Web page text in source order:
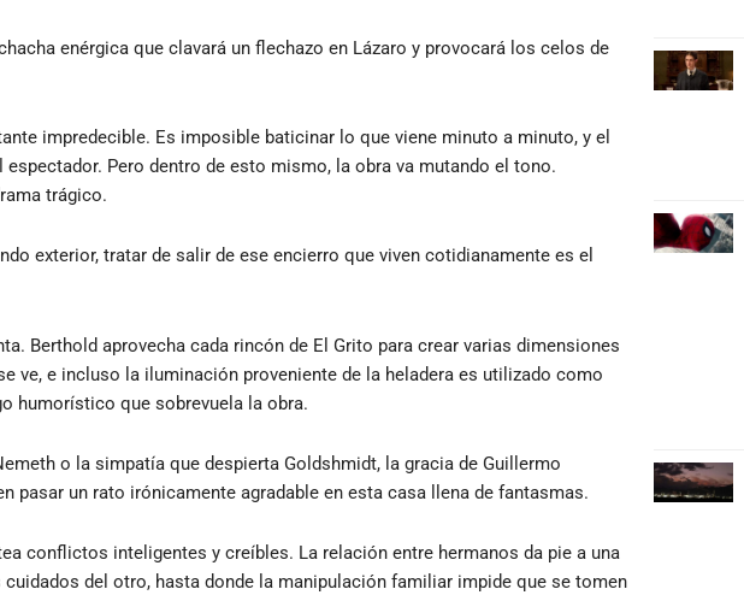
enérgica que clavará un flechazo en Lázaro y provocará los celos de
impredecible. Es imposible baticinar lo que viene minuto a minuto, y el
Pero dentro de esto mismo, la obra va mutando el tono.
trágico.
exterior, tratar de salir de ese encierro que viven cotidianamente es el
Berthold aprovecha cada rincón de El Grito para crear varias dimensiones
ve, e incluso la iluminación proveniente de la heladera es utilizado como
humorístico que sobrevuela la obra.
o la simpatía que despierta Goldshmidt, la gracia de Guillermo
pasar un rato irónicamente agradable en esta casa llena de fantasmas.
conflictos inteligentes y creíbles. La relación entre hermanos da pie a una
del otro, hasta donde la manipulación familiar impide que se tomen